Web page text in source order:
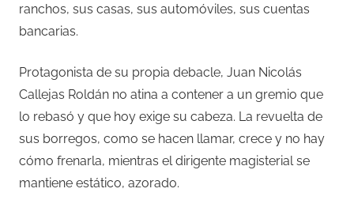
ranchos, sus casas, sus automóviles, sus cuentas
bancarias.
Protagonista de su propia debacle, Juan Nicolás
Callejas Roldán no atina a contener a un gremio que
lo rebasó y que hoy exige su cabeza. La revuelta de
sus borregos, como se hacen llamar, crece y no hay
cómo frenarla, mientras el dirigente magisterial se
mantiene estático, azorado.